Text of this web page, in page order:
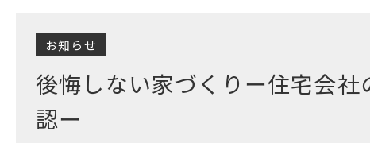
お知らせ
後悔しない家づくりー住宅会
認ー